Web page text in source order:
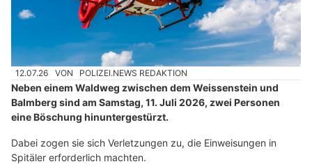
12.07.26 VON POLIZEI.NEWS REDAKTION
Neben einem Waldweg zwischen dem Weissenstein und
Balmberg sind am Samstag, 11. Juli 2026, zwei Personen
eine Böschung hinuntergestürzt.
Dabei zogen sie sich Verletzungen zu, die Einweisungen in
Spitäler erforderlich machten.